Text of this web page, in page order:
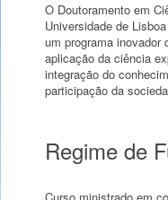
O Doutoramento em
Universidade de
um programa inovador
aplicação da ciência
integração do
participação da
Regime de